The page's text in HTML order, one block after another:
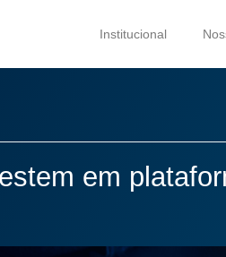
Institucional
em